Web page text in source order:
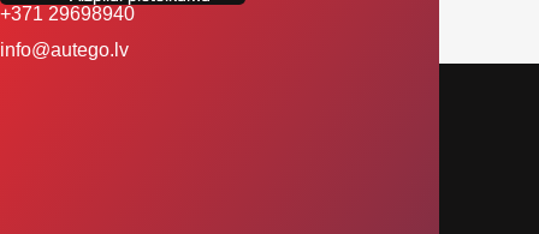
+371 29698940
info@autego.lv